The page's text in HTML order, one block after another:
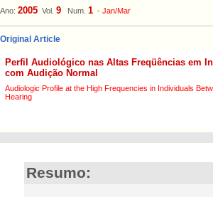
Ano:2005 Vol.9 Num.1 -Jan/Mar
Original Article
Perfil Audiológico nas Altas Freqüências em
com Audição Normal
Audiologic Profile at the High Frequencies in Individuals
Hearing
Resumo: